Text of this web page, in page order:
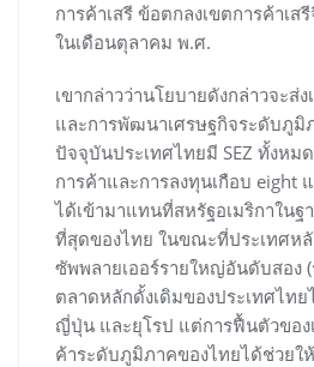
การค้าเสรี ข้อตกลงเขตการค้าเส
ในเดือนตุลาคม พ.ศ.
เขากล่าวว่านโยบายดังกล่าวจะส่
และการพัฒนาเศรษฐกิจระดับภู
ปัจจุบันประเทศไทยมี SEZ ทั้งหม
การค้าและการลงทุนเกือบ eight
ได้เข้ามาแทนที่สหรัฐอเมริกาใน
ที่สุดของไทย ในขณะที่ประเทศห
ซัพพลายเออร์รายใหญ่อันดับสอง
ตลาดหลักดั้งเดิมของประเทศไทย
ญี่ปุ่น และยุโรป แต่การฟื้นตัวของ
ค้าระดับภูมิภาคของไทยได้ช่วยใ